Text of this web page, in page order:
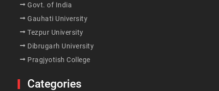
Govt. of India
Gauhati University
Tezpur University
Dibrugarh University
Pragjyotish College
Categories